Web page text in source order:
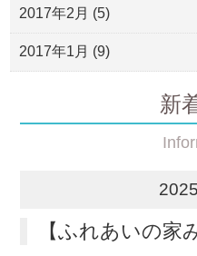
2017年2月 (5)
2017年1月 (9)
新
【ふれあいの家